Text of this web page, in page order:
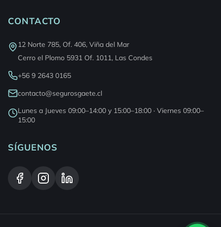
CONTACTO
12 Norte 785, Of. 406, Viña del Mar
Cerro el Plomo 5931 Of. 1011, Las Condes
+56 9 2643 0165
contacto@segurosgaete.cl
Lunes a Jueves 09:00–14:00 y 15:00–18:00 · Viernes 09:00–
15:00
SÍGUENOS